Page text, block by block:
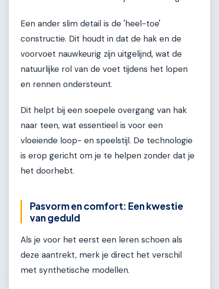
Een ander slim detail is de 'heel-toe'
constructie. Dit houdt in dat de hak en de
voorvoet nauwkeurig zijn uitgelijnd, wat de
natuurlijke rol van de voet tijdens het lopen
en rennen ondersteunt.
Dit helpt bij een soepele overgang van hak
naar teen, wat essentieel is voor een
vloeiende loop- en speelstijl. De technologie
is erop gericht om je te helpen zonder dat je
het doorhebt.
Pasvorm en comfort: Een kwestie
van geduld
Als je voor het eerst een leren schoen als
deze aantrekt, merk je direct het verschil
met synthetische modellen.